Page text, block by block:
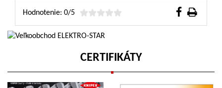
Hodnotenie: 0/5
CERTIFIKÁTY